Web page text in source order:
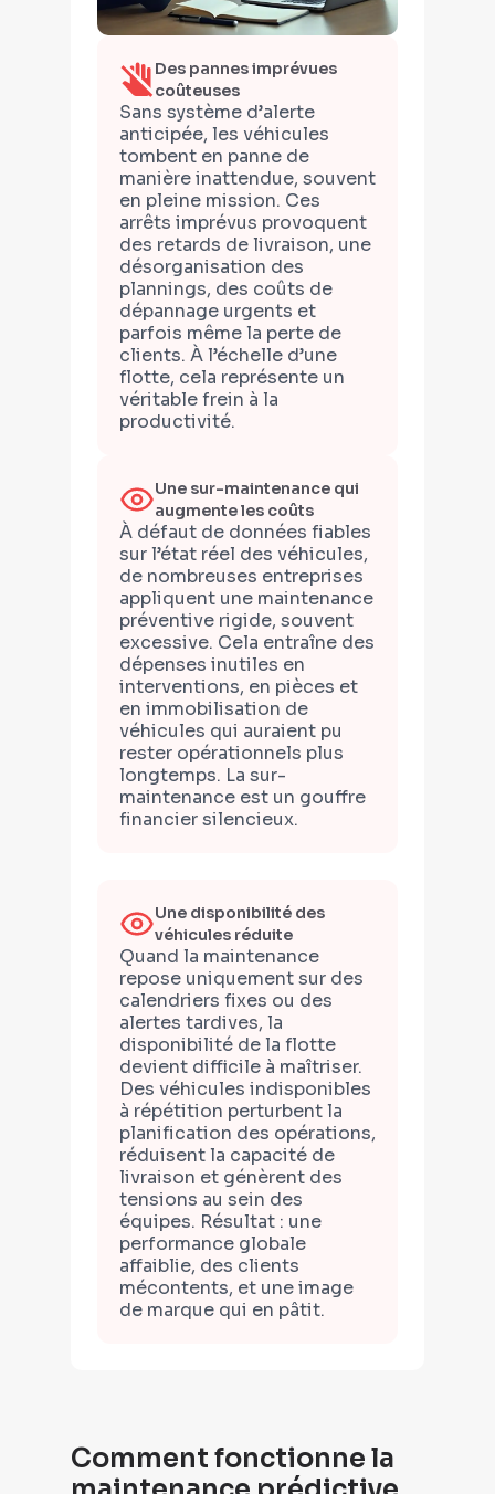
Des pannes imprévues
coûteuses
Sans système d’alerte
anticipée, les véhicules
tombent en panne de
manière inattendue, souvent
en pleine mission. Ces
arrêts imprévus provoquent
des retards de livraison, une
désorganisation des
plannings, des coûts de
dépannage urgents et
parfois même la perte de
clients. À l’échelle d’une
flotte, cela représente un
véritable frein à la
productivité.
Une sur-maintenance qui
augmente les coûts
À défaut de données fiables
sur l’état réel des véhicules,
de nombreuses entreprises
appliquent une maintenance
préventive rigide, souvent
excessive. Cela entraîne des
dépenses inutiles en
interventions, en pièces et
en immobilisation de
véhicules qui auraient pu
rester opérationnels plus
longtemps. La sur-
maintenance est un gouffre
financier silencieux.
Une disponibilité des
véhicules réduite
Quand la maintenance
repose uniquement sur des
calendriers fixes ou des
alertes tardives, la
disponibilité de la flotte
devient difficile à maîtriser.
Des véhicules indisponibles
à répétition perturbent la
planification des opérations,
réduisent la capacité de
livraison et génèrent des
tensions au sein des
équipes. Résultat : une
performance globale
affaiblie, des clients
mécontents, et une image
de marque qui en pâtit.
Comment fonctionne la